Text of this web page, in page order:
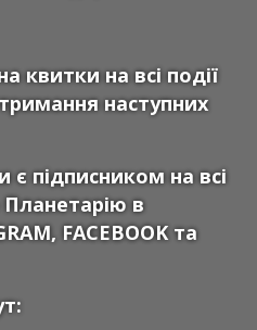
квитки на всі події
наступних
підписником на всі
Планетарію в
FACEBOOK та